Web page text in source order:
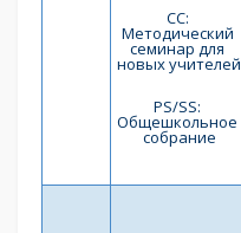
СС:
Методический
семинар для
новых учителей
PS/SS:
Общешкольное
собрание